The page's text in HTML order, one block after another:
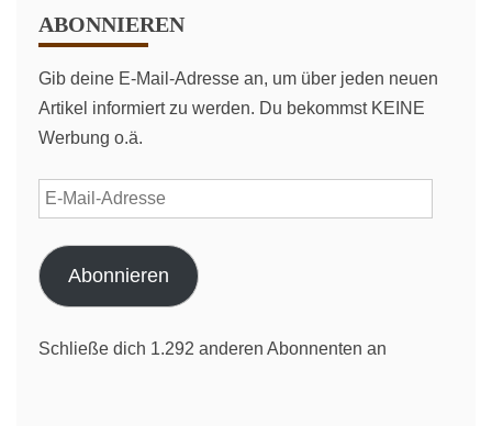
ABONNIEREN
Gib deine E-Mail-Adresse an, um über jeden neuen
Artikel informiert zu werden. Du bekommst KEINE
Werbung o.ä.
E-
Mail-
Adresse
Abonnieren
Schließe dich 1.292 anderen Abonnenten an